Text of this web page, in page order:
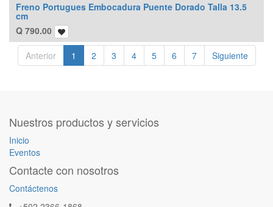
Freno Portugues Embocadura Puente Dorado Talla 13.5
cm
Q 790.00
Anterior 1 2 3 4 5 6 7 Siguiente
Nuestros productos y servicios
Inicio
Eventos
Contacte con nosotros
Contáctenos